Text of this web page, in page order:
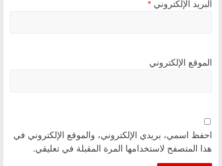
البريد الإلكتروني *
الموقع الإلكتروني
احفظ اسمي، بريدي الإلكتروني، والموقع الإلكتروني في
هذا المتصفح لاستخدامها المرة المقبلة في تعليقي.